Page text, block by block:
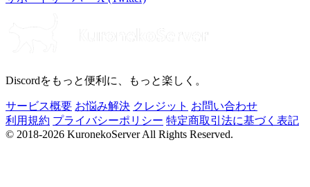
Discordをもっと便利に、もっと楽しく。
サービス概要 お悩み解決 クレジット お問い合わせ
利用規約 プライバシーポリシー 特定商取引法に基づく表記
© 2018-2026 KuronekoServer All Rights Reserved.